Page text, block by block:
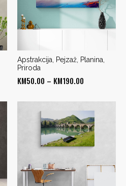
Apstrakcija, Pejzaž, Planina,
Priroda
KM50.00 – KM190.00
through
KM190.00